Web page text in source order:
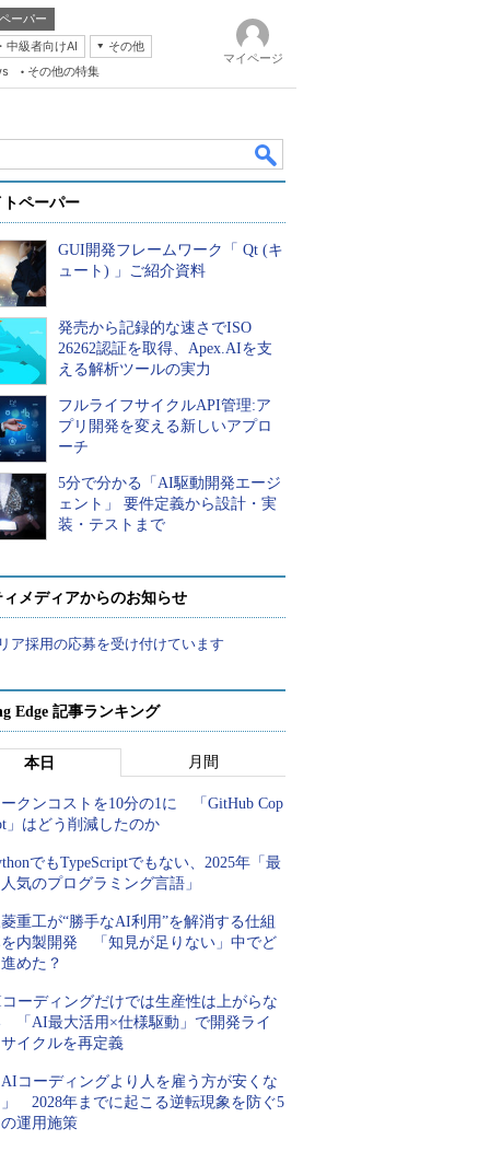
ーパー
中級者向けAI
その他
その他の特集
マイページ
ペーパー
GUI開発フレームワーク「 Qt (キ
ュート) 」ご紹介資料
発売から記録的な速さでISO
26262認証を取得、Apex.AIを支
える解析ツールの実力
フルライフサイクルAPI管理:ア
プリ開発を変える新しいアプロ
ーチ
5分で分かる「AI駆動開発エージ
ェント」 要件定義から設計・実
装・テストまで
メディアからのお知らせ
ア採用の応募を受け付けています
Edge 記事ランキング
本日 月間
クンコストを10分の1に 「GitHub Cop
」はどう削減したのか
でもTypeScriptでもない、2025年「最
気のプログラミング言語」
重工が“勝手なAI利用”を解消する仕組
内製開発 「知見が足りない」中でど
めた？
ーディングだけでは生産性は上がらな
「AI最大活用×仕様駆動」で開発ライ
イクルを再定義
コーディングより人を雇う方が安くな
2028年までに起こる逆転現象を防ぐ5
運用施策